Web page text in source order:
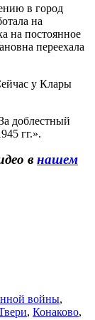
в город
на
на постоянное
переехала
у Клары
доблестный
гг.».
в нашем
войны,
, Конаково,